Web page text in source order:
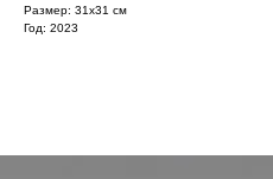
Размер: 31х31 см
Год: 2023